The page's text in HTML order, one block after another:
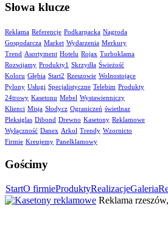
Słowa klucze
Reklama Referencje Podkarpacka Nagroda
Gospodarcza Market Wydarzenia Merkury
Trend
Asortyment Hotelu Rojax Turboklama
Rozwijamy Produkty1 Skrzydła Świeżość
Koloru Głębia Start2 Rzeszowie Wolnostojące
Pylony Usługi Specjalistyczne Telebim Produkty
24trowy Kasetonu Mebel Wystawienniczy
Klienci Misja Słodycz Ograniczeń świetlnaz
Pleksiglas Dibond Drewno Kasetony Reklamowe
Wyłączność Danex Arkol Trendy Wzornicto
Firmie Kreujemy Panelklamowy
Gościmy
StartO firmieProduktyRealizacjeGaleria
Reklama